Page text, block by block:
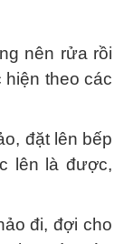
nên rửa rồi
theo các
đặt lên bếp
lên là được,
đi, đợi cho